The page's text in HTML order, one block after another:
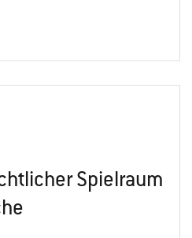
Spielraum